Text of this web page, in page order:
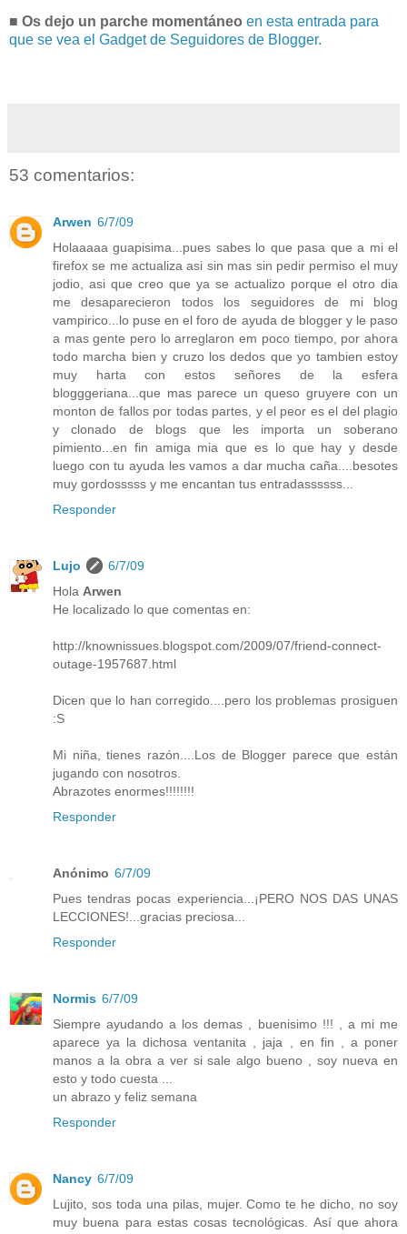
■ Os dejo un parche momentáneo en esta entrada para
que se vea el Gadget de Seguidores de Blogger.
53 comentarios:
Arwen 6/7/09
Holaaaaa guapisima...pues sabes lo que pasa que a mi el
firefox se me actualiza asi sin mas sin pedir permiso el muy
jodio, asi que creo que ya se actualizo porque el otro dia
me desaparecieron todos los seguidores de mi blog
vampirico...lo puse en el foro de ayuda de blogger y le paso
a mas gente pero lo arreglaron em poco tiempo, por ahora
todo marcha bien y cruzo los dedos que yo tambien estoy
muy harta con estos señores de la esfera
blogggeriana...que mas parece un queso gruyere con un
monton de fallos por todas partes, y el peor es el del plagio
y clonado de blogs que les importa un soberano
pimiento...en fin amiga mia que es lo que hay y desde
luego con tu ayuda les vamos a dar mucha caña....besotes
muy gordosssss y me encantan tus entradassssss...
Responder
Lujo
6/7/09
Hola Arwen
He localizado lo que comentas en:
http://knownissues.blogspot.com/2009/07/friend-connect-
outage-1957687.html
Dicen que lo han corregido....pero los problemas prosiguen
:S
Mi niña, tienes razón....Los de Blogger parece que están
jugando con nosotros.
Abrazotes enormes!!!!!!!!
Responder
Anónimo 6/7/09
Pues tendras pocas experiencia...¡PERO NOS DAS UNAS
LECCIONES!...gracias preciosa...
Responder
Normis 6/7/09
Siempre ayudando a los demas , buenisimo !!! , a mi me
aparece ya la dichosa ventanita , jaja , en fin , a poner
manos a la obra a ver si sale algo bueno , soy nueva en
esto y todo cuesta ...
un abrazo y feliz semana
Responder
Nancy 6/7/09
Lujito, sos toda una pilas, mujer. Como te he dicho, no soy
muy buena para estas cosas tecnológicas. Así que ahora